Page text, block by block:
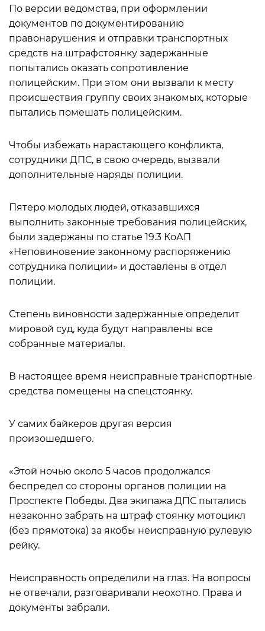
По версии ведомства, при оформлении
документов по документированию
правонарушения и отправки транспортных
средств на штрафстоянку задержанные
попытались оказать сопротивление
полицейским. При этом они вызвали к месту
происшествия группу своих знакомых, которые
пытались помешать полицейским.
Чтобы избежать нарастающего конфликта,
сотрудники ДПС, в свою очередь, вызвали
дополнительные наряды полиции.
Пятеро молодых людей, отказавшихся
выполнить законные требования полицейских,
были задержаны по статье 19.3 КоАП
«Неповиновение законному распоряжению
сотрудника полиции» и доставлены в отдел
полиции.
Степень виновности задержанные определит
мировой суд, куда будут направлены все
собранные материалы.
В настоящее время неисправные транспортные
средства помещены на спецстоянку.
У самих байкеров другая версия
произошедшего.
«Этой ночью около 5 часов продолжался
беспредел со стороны органов полиции на
Проспекте Победы. Два экипажа ДПС пытались
незаконно забрать на штраф стоянку мотоцикл
(без прямотока) за якобы неисправную рулевую
рейку.
Неисправность определили на глаз. На вопросы
не отвечали, разговаривали неохотно. Права и
документы забрали.